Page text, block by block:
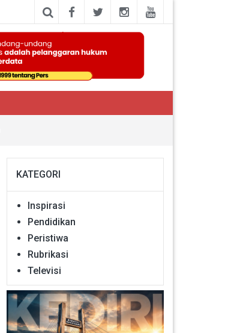
KATEGORI
Inspirasi
Pendidikan
Peristiwa
Rubrikasi
Televisi